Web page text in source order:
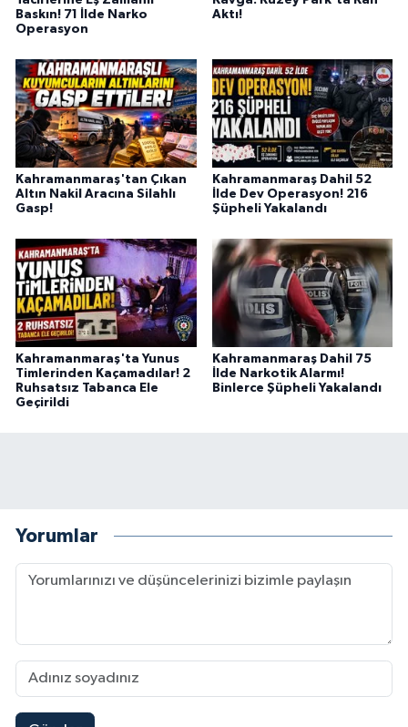
Baskın! 71 İlde Narko
Operasyon
Aktı!
Kahramanmaraş'tan Çıkan
Altın Nakil Aracına Silahlı
Gasp!
Kahramanmaraş Dahil 52
İlde Dev Operasyon! 216
Şüpheli Yakalandı
Kahramanmaraş'ta Yunus
Timlerinden Kaçamadılar! 2
Ruhsatsız Tabanca Ele
Geçirildi
Kahramanmaraş Dahil 75
İlde Narkotik Alarmı!
Binlerce Şüpheli Yakalandı
Yorumlar
SEÇİM 2015
ÇEVRE
BİLİM VE TEKNOLOJİ
YARIŞMALAR
TANITIM
HABERDE İNSAN